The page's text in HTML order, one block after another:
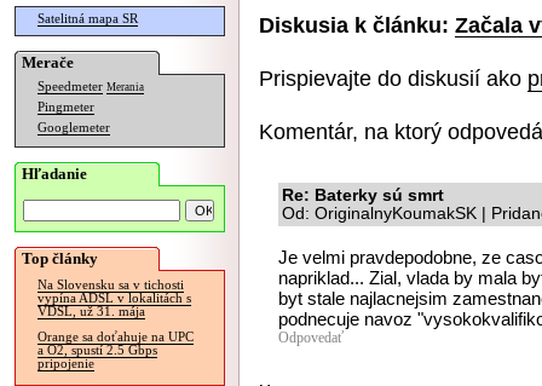
Satelitná mapa SR
Merače
Speedmeter Merania
Pingmeter
Googlemeter
Hľadanie
Top články
Na Slovensku sa v tichosti
vypína ADSL v lokalitách s
VDSL, už 31. mája
Orange sa doťahuje na UPC
a O2, spustí 2.5 Gbps
pripojenie
Diskusia k článku: Začala
Prispievajte do diskusií ako
Komentár, na ktorý
Re: Baterky sú smrt
Od: OriginalnyKoumakSK |
Je velmi pravdepodobne, ze
napriklad... Zial, vlada by mala
byt stale najlacnejsim
podnecuje navoz
Odpovedať